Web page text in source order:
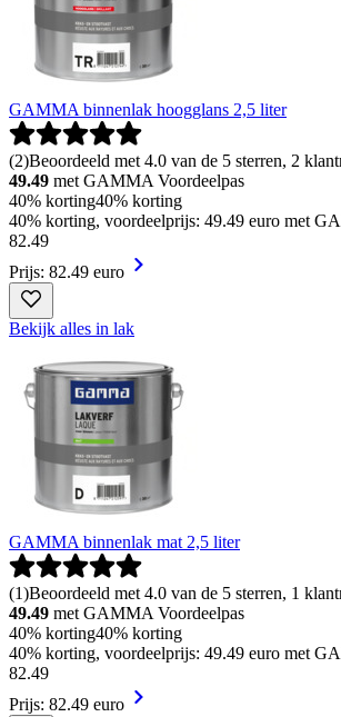
GAMMA binnenlak hoogglans 2,5 liter
(2)Beoordeeld met 4.0 van de 5 sterren, 2
49.49 met GAMMA Voordeelpas
40% korting40% korting
40% korting, voordeelprijs: 49.49 euro met
82.49
Prijs: 82.49 euro
Bekijk alles in lak
GAMMA binnenlak mat 2,5 liter
(1)Beoordeeld met 4.0 van de 5 sterren, 1
49.49 met GAMMA Voordeelpas
40% korting40% korting
40% korting, voordeelprijs: 49.49 euro met
82.49
Prijs: 82.49 euro